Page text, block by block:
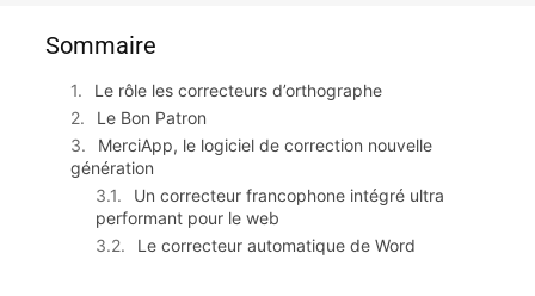
Sommaire
Le rôle les correcteurs d’orthographe
Le Bon Patron
MerciApp, le logiciel de correction nouvelle
génération
Un correcteur francophone intégré ultra
performant pour le web
Le correcteur automatique de Word